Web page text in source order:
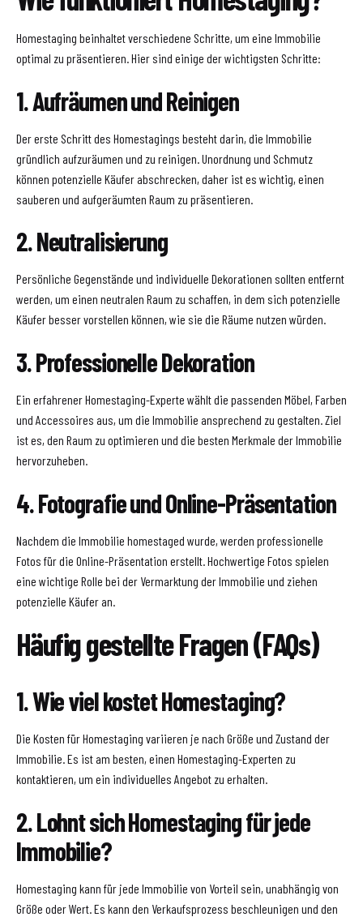
Homestaging beinhaltet verschiedene Schritte, um eine Immobilie
optimal zu präsentieren. Hier sind einige der wichtigsten Schritte:
1. Aufräumen und Reinigen
Der erste Schritt des Homestagings besteht darin, die Immobilie
gründlich aufzuräumen und zu reinigen. Unordnung und Schmutz
können potenzielle Käufer abschrecken, daher ist es wichtig, einen
sauberen und aufgeräumten Raum zu präsentieren.
2. Neutralisierung
Persönliche Gegenstände und individuelle Dekorationen sollten entfernt
werden, um einen neutralen Raum zu schaffen, in dem sich potenzielle
Käufer besser vorstellen können, wie sie die Räume nutzen würden.
3. Professionelle Dekoration
Ein erfahrener Homestaging-Experte wählt die passenden Möbel, Farben
und Accessoires aus, um die Immobilie ansprechend zu gestalten. Ziel
ist es, den Raum zu optimieren und die besten Merkmale der Immobilie
hervorzuheben.
4. Fotografie und Online-Präsentation
Nachdem die Immobilie homestaged wurde, werden professionelle
Fotos für die Online-Präsentation erstellt. Hochwertige Fotos spielen
eine wichtige Rolle bei der Vermarktung der Immobilie und ziehen
potenzielle Käufer an.
Häufig gestellte Fragen (FAQs)
1. Wie viel kostet Homestaging?
Die Kosten für Homestaging variieren je nach Größe und Zustand der
Immobilie. Es ist am besten, einen Homestaging-Experten zu
kontaktieren, um ein individuelles Angebot zu erhalten.
2. Lohnt sich Homestaging für jede
Immobilie?
Homestaging kann für jede Immobilie von Vorteil sein, unabhängig von
Größe oder Wert. Es kann den Verkaufsprozess beschleunigen und den